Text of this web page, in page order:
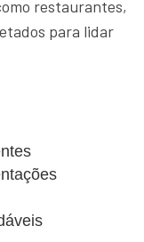
restaurantes,
para lidar